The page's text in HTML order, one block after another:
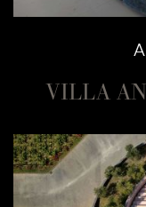
VILLA